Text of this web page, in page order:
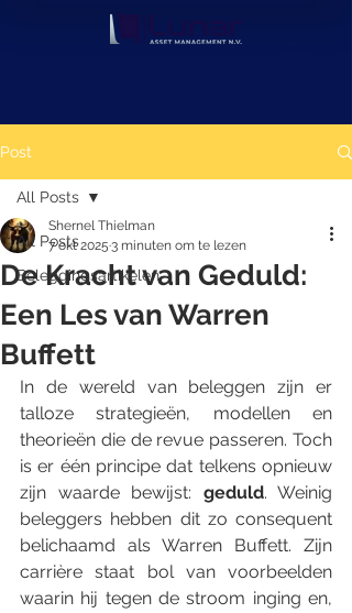
Post
All Posts
Beleggingsartikelen
All Posts
De Kracht van Geduld:
Een Les van Warren
Buffett
Shernel Thielman
7 okt 2025 3 minuten om te lezen
In de wereld van beleggen zijn er
talloze strategieën, modellen en
theorieën die de revue passeren. Toch
is er één principe dat telkens opnieuw
zijn waarde bewijst: geduld. Weinig
beleggers hebben dit zo consequent
belichaamd als Warren Buffett. Zijn
carrière staat bol van voorbeelden
waarin hij tegen de stroom inging en,